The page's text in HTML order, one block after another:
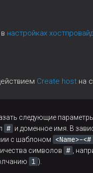
настройках
Create host на
следующие
# и доменное имя. В
с шаблоном
<Name>-
символов # ,
1 ).